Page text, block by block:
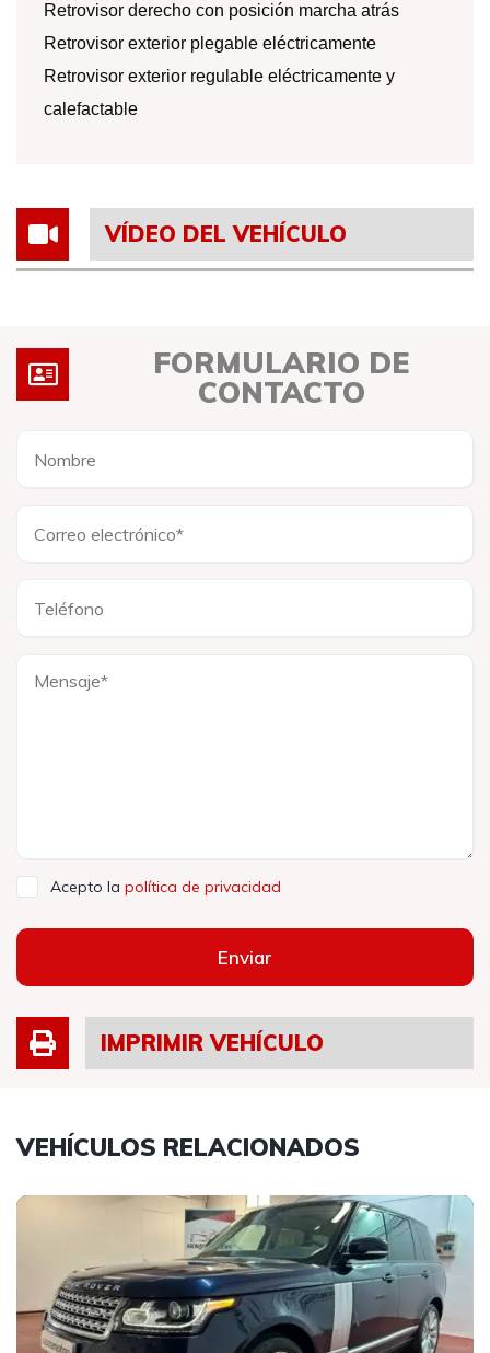
Retrovisor derecho con posición marcha atrás
Retrovisor exterior plegable eléctricamente
Retrovisor exterior regulable eléctricamente y
calefactable
VÍDEO DEL VEHÍCULO
FORMULARIO DE
CONTACTO
Acepto la política de privacidad
Enviar
IMPRIMIR VEHÍCULO
VEHÍCULOS RELACIONADOS